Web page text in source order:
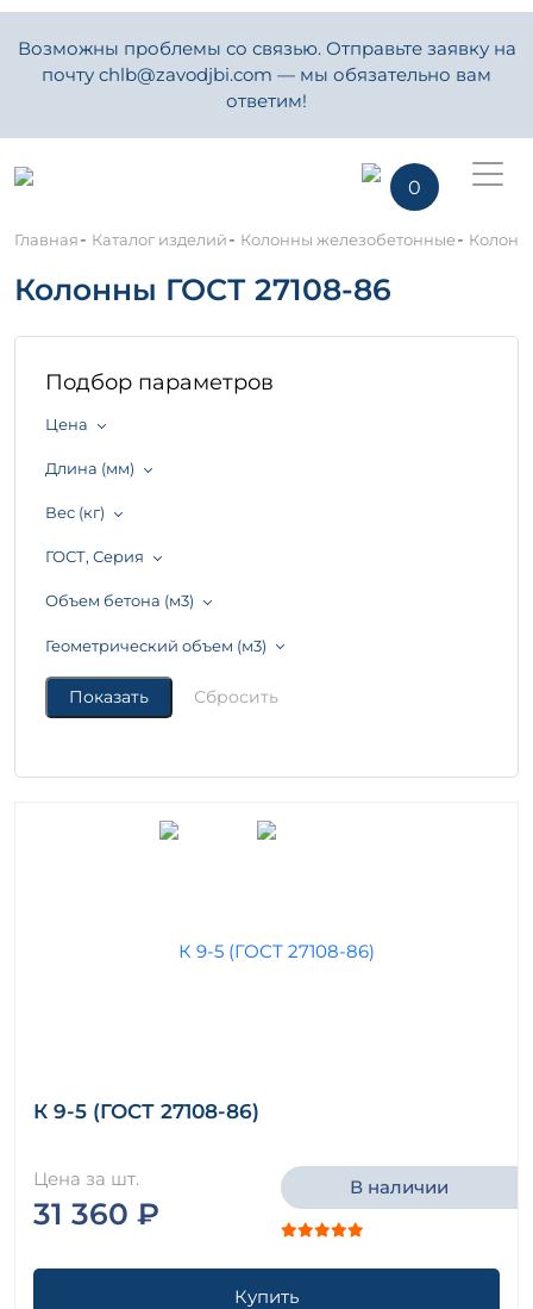
Возможны проблемы со связью. Отправьте заявку на
почту chlb@zavodjbi.com — мы обязательно вам
ответим!
0
Главная- Каталог изделий- Колонны железобетонные-
Колонны ГОСТ 27108-86
Подбор параметров
Цена
Длина (мм)
Вес (кг)
ГОСТ, Серия
Объем бетона (м3)
Геометрический объем (м3)
К 9-5 (ГОСТ 27108-86)
Цена за шт.
31 360 ₽
В наличии
Купить